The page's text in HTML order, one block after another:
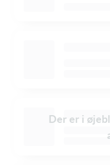
Der er i